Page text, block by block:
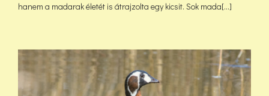
hanem a madarak életét is átrajzolta egy kicsit. Sok mada[...]